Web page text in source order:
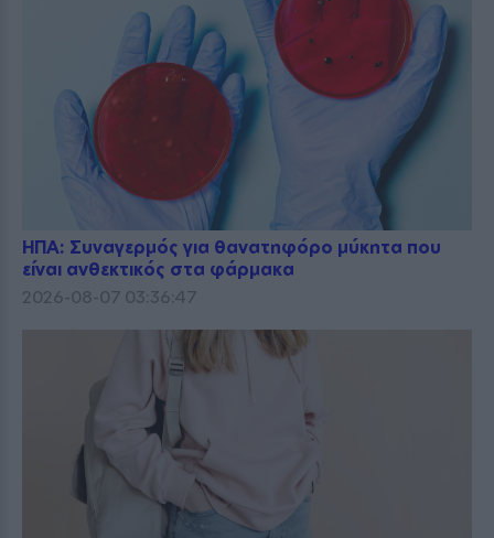
ΗΠΑ: Συναγερμός για θανατηφόρο μύκητα που
είναι ανθεκτικός στα φάρμακα
2026-08-07 03:36:47